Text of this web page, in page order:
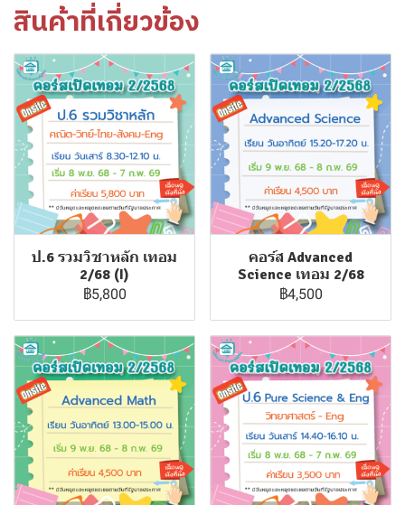
สินค้าที่เกี่ยวข้อง
ป.6 รวมวิชาหลัก เทอม
2/68 (I)
฿5,800
คอร์ส Advanced
Science เทอม 2/68
฿4,500